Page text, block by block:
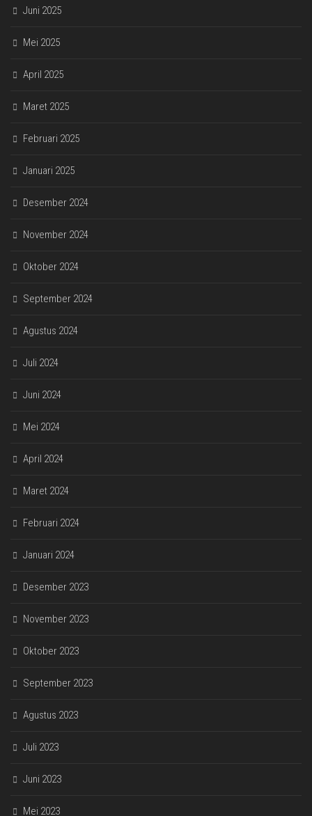
Juni 2025
Mei 2025
April 2025
Maret 2025
Februari 2025
Januari 2025
Desember 2024
November 2024
Oktober 2024
September 2024
Agustus 2024
Juli 2024
Juni 2024
Mei 2024
April 2024
Maret 2024
Februari 2024
Januari 2024
Desember 2023
November 2023
Oktober 2023
September 2023
Agustus 2023
Juli 2023
Juni 2023
Mei 2023